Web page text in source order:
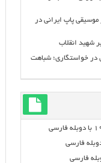
موسیقی پاپ ایرانی در
در خواستگاری؛ شباهت